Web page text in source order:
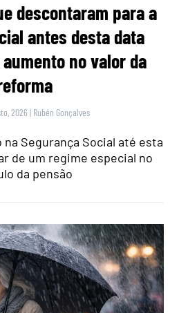
descontaram para a
antes desta data
no valor da
2026 | Rubén Gonçalves
Segurança Social até esta
de um regime especial no
da pensão